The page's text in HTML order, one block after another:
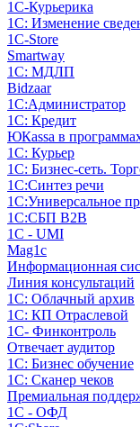
1С-Курьерика
1С: Изменение
1C-Store
Smartway
1С: МДЛП
Bidzaar
1С:Администратор
1С: Кредит
ЮКаssа в
1С: Курьер
1С: Бизнес-сеть.
1С:Синтез речи
1С:Универсальное
1С:СБП B2B
1C - UMI
Mag1c
Информационная
Линия консультаций
1С: Облачный архив
1С: КП Отраслевой
1С- Финконтроль
Отвечает аудитор
1С: Бизнес обучение
1С: Сканер чеков
Премиальная
1С - ОФД